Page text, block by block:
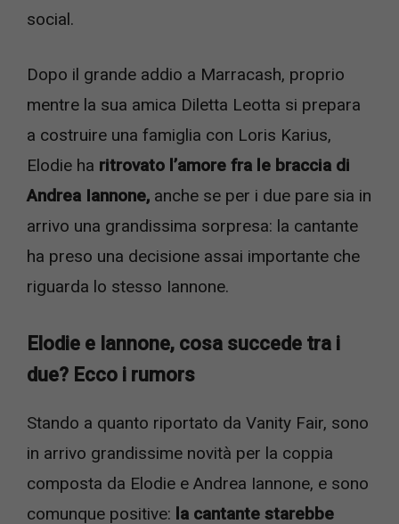
social.
Dopo il grande addio a Marracash, proprio
mentre la sua amica Diletta Leotta si prepara
a costruire una famiglia con Loris Karius,
Elodie ha ritrovato l’amore fra le braccia di
Andrea Iannone, anche se per i due pare sia in
arrivo una grandissima sorpresa: la cantante
ha preso una decisione assai importante che
riguarda lo stesso Iannone.
Elodie e Iannone, cosa succede tra i
due? Ecco i rumors
Stando a quanto riportato da Vanity Fair, sono
in arrivo grandissime novità per la coppia
composta da Elodie e Andrea Iannone, e sono
comunque positive: la cantante starebbe